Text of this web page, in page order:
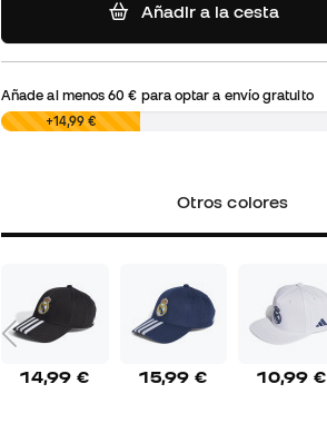
Añadir a la cesta
Añade al menos60 € para optar a envío gratuito
0,00 € +14,99 €
Otros colores
14,99 € 15,99 € 10,99 €